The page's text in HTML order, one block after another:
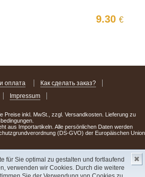
für Sie optimal zu gestalten und fortlaufend
verwenden wir Cookies. Durch die weitere
✖
9.30€
оплата
Как сделать заказ?
Impressum
Preise inkl. MwSt., zzgl. Versandkosten. Lieferung zu
aus Importartikeln. Alle persönlichen Daten werden
(DS-GVO) der Europäischen Union
через день или два Вы можете стать обладателем
поиска!
Kniga